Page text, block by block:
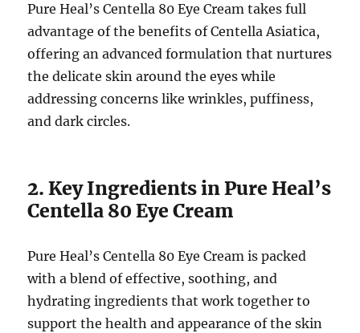
Pure Heal’s Centella 80 Eye Cream takes full
advantage of the benefits of Centella Asiatica,
offering an advanced formulation that nurtures
the delicate skin around the eyes while
addressing concerns like wrinkles, puffiness,
and dark circles.
2. Key Ingredients in Pure Heal’s
Centella 80 Eye Cream
Pure Heal’s Centella 80 Eye Cream is packed
with a blend of effective, soothing, and
hydrating ingredients that work together to
support the health and appearance of the skin